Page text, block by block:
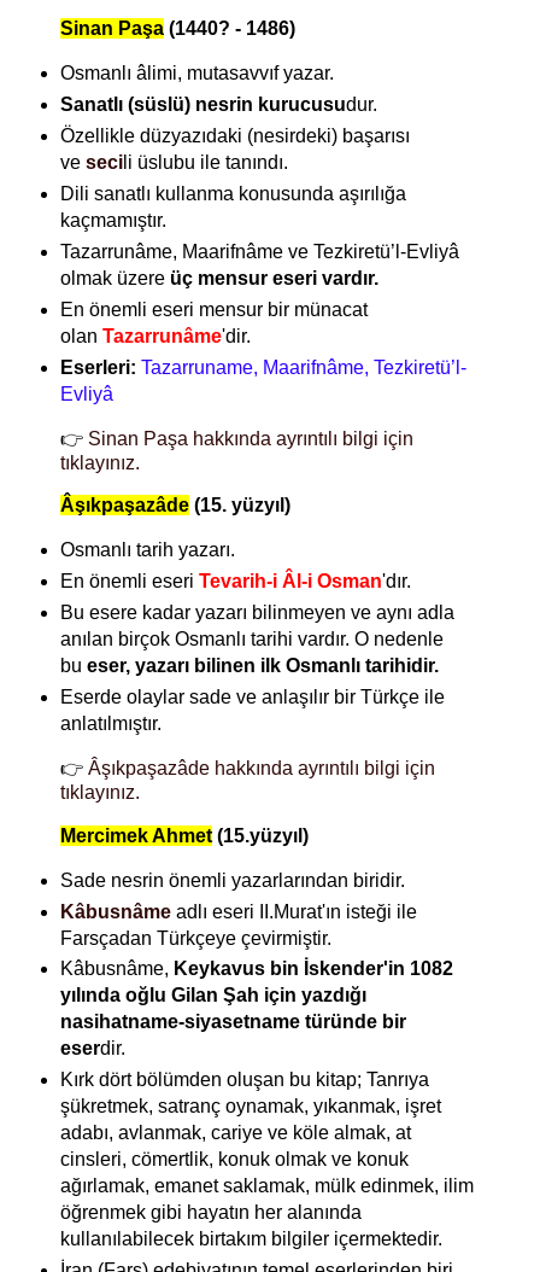
Sinan Paşa (1440? - 1486)
Osmanlı âlimi, mutasavvıf yazar.
Sanatlı (süslü) nesrin kurucusudur.
Özellikle düzyazıdaki (nesirdeki) başarısı
ve secili üslubu ile tanındı.
Dili sanatlı kullanma konusunda aşırılığa
kaçmamıştır.
Tazarrunâme, Maarifnâme ve Tezkiretü’l-Evliyâ
olmak üzere üç mensur eseri vardır.
En önemli eseri mensur bir münacat
olan Tazarrunâme'dir.
Eserleri: Tazarruname, Maarifnâme, Tezkiretü’l-
Evliyâ
👉 Sinan Paşa hakkında ayrıntılı bilgi için
tıklayınız.
Âşıkpaşazâde (15. yüzyıl)
Osmanlı tarih yazarı.
En önemli eseri Tevarih-i Âl-i Osman'dır.
Bu esere kadar yazarı bilinmeyen ve aynı adla
anılan birçok Osmanlı tarihi vardır. O nedenle
bu eser, yazarı bilinen ilk Osmanlı tarihidir.
Eserde olaylar sade ve anlaşılır bir Türkçe ile
anlatılmıştır.
👉 Âşıkpaşazâde hakkında ayrıntılı bilgi için
tıklayınız.
Mercimek Ahmet (15.yüzyıl)
Sade nesrin önemli yazarlarından biridir.
Kâbusnâme adlı eseri II.Murat'ın isteği ile
Farsçadan Türkçeye çevirmiştir.
Kâbusnâme, Keykavus bin İskender'in 1082
yılında oğlu Gilan Şah için yazdığı
nasihatname-siyasetname türünde bir
eserdir.
Kırk dört bölümden oluşan bu kitap; Tanrıya
şükretmek, satranç oynamak, yıkanmak, işret
adabı, avlanmak, cariye ve köle almak, at
cinsleri, cömertlik, konuk olmak ve konuk
ağırlamak, emanet saklamak, mülk edinmek, ilim
öğrenmek gibi hayatın her alanında
kullanılabilecek birtakım bilgiler içermektedir.